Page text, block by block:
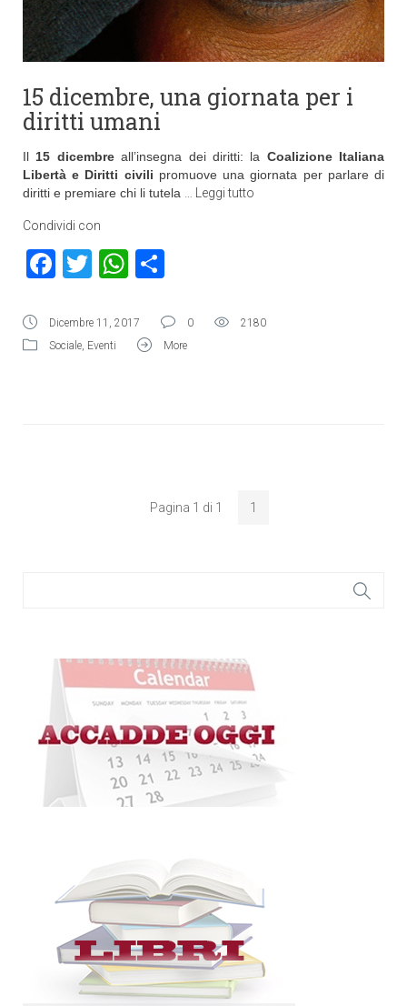
15 dicembre, una giornata per i
diritti umani
Il 15 dicembreall’insegna dei diritti: la Coalizione Italiana
Libertà e Diritti civili promuove una giornata per parlare di
diritti e premiare chi li tutela
Leggi tutto
Condividi con
Facebook
TwitterWhatsApp
Dicembre 11, 2017 0
2180
Sociale, Eventi More
Pagina 1 di 1 1